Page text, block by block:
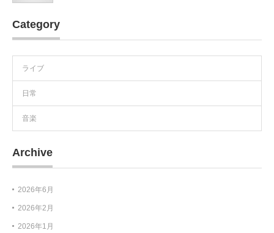
Category
ライブ
日常
音楽
Archive
2026年6月
2026年2月
2026年1月